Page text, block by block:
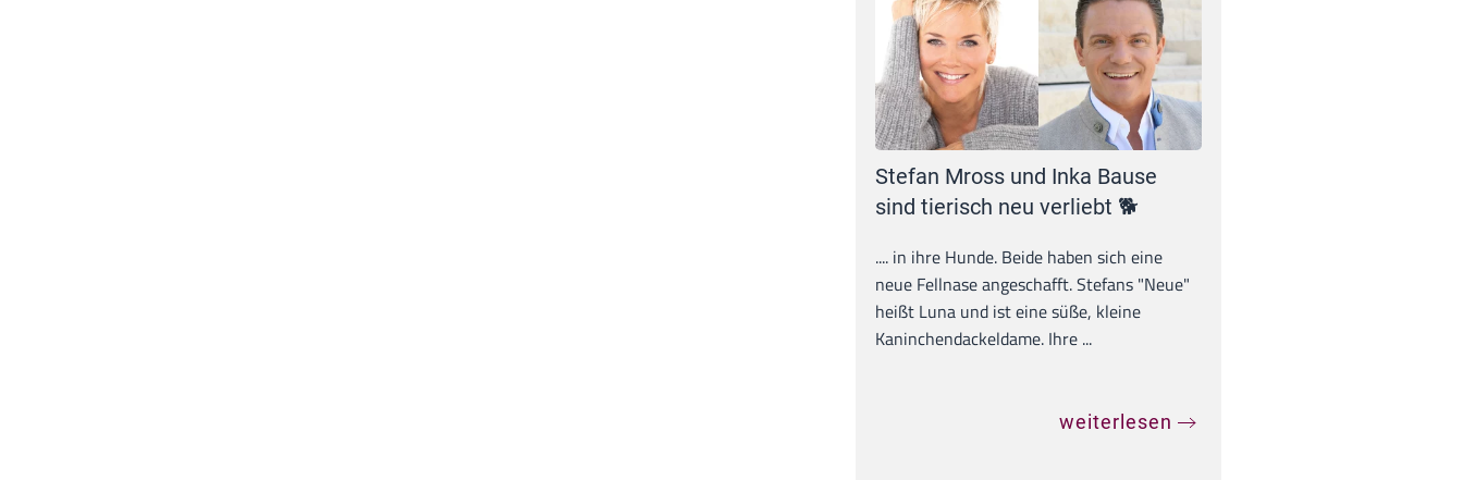
Stefan Mross und Inka Bause
sind tierisch neu verliebt 🐕
.... in ihre Hunde. Beide haben sich eine
neue Fellnase angeschafft. Stefans "Neue"
heißt Luna und ist eine süße, kleine
Kaninchendackeldame. Ihre ...
weiterlesen